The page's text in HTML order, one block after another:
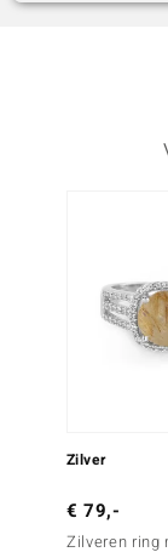
Zilver
€ 79,-
Zilveren ring